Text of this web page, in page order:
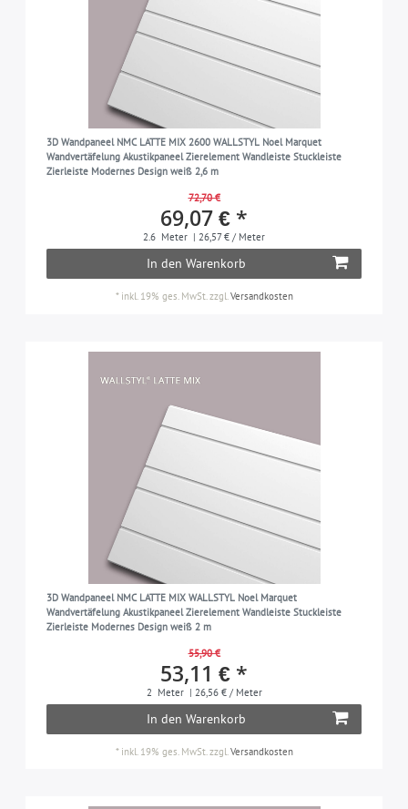
3D Wandpaneel NMC LATTE MIX 2600 WALLSTYL Noel Marquet
Wandvertäfelung Akustikpaneel Zierelement Wandleiste Stuckleiste
Zierleiste Modernes Design weiß 2,6 m
72,70 €
69,07 € *
2.6 Meter | 26,57 € / Meter
In den Warenkorb
* inkl. 19% ges. MwSt.zzgl.Versandkosten
3D Wandpaneel NMC LATTE MIX WALLSTYL Noel Marquet
Wandvertäfelung Akustikpaneel Zierelement Wandleiste Stuckleiste
Zierleiste Modernes Design weiß 2 m
55,90 €
53,11 € *
2 Meter | 26,56 € / Meter
In den Warenkorb
* inkl. 19% ges. MwSt.zzgl.Versandkosten